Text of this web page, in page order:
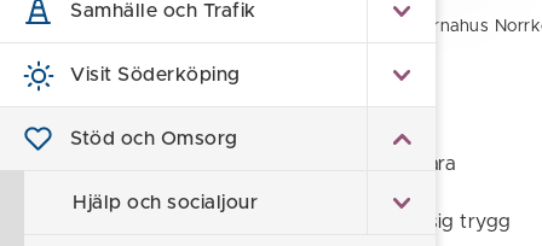
Samhälle och Trafik
Visit Söderköping
Stöd och Omsorg
Hjälp och socialjour
Hem Barnahus
Barnahus Norrköping
Till Barnahus kommer barn som misstänks vara
utsatta för brott, och får vara i centrum för
utredningsprocessen. Här ska barnet känna sig trygg